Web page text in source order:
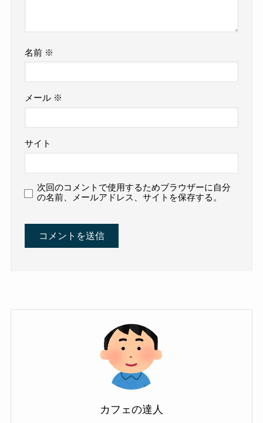
名前 ※
メール ※
サイト
次回のコメントで使用するためブラウザーに自分
の名前、メールアドレス、サイトを保存する。
カフェの達人